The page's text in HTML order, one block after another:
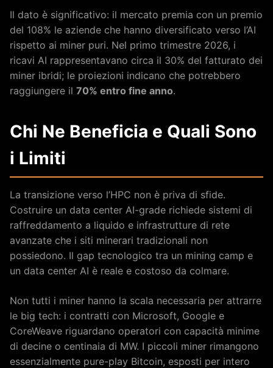
Il dato è significativo: il mercato premia con un premio
del 108% le aziende che hanno diversificato verso l’AI
rispetto ai miner puri. Nel primo trimestre 2026, i
ricavi AI rappresentavano circa il 30% del fatturato dei
miner ibridi; le proiezioni indicano che potrebbero
raggiungere il 70% entro fine anno.
Chi Ne Beneficia e Quali Sono
i Limiti
La transizione verso l’HPC non è priva di sfide.
Costruire un data center AI-grade richiede sistemi di
raffreddamento a liquido e infrastrutture di rete
avanzate che i siti minerari tradizionali non
possiedono. Il gap tecnologico tra un mining camp e
un data center AI è reale e costoso da colmare.
Non tutti i miner hanno la scala necessaria per attrarre
le big tech: i contratti con Microsoft, Google e
CoreWeave riguardano operatori con capacità minime
di decine o centinaia di MW. I piccoli miner rimangono
essenzialmente pure-play Bitcoin, esposti per intero